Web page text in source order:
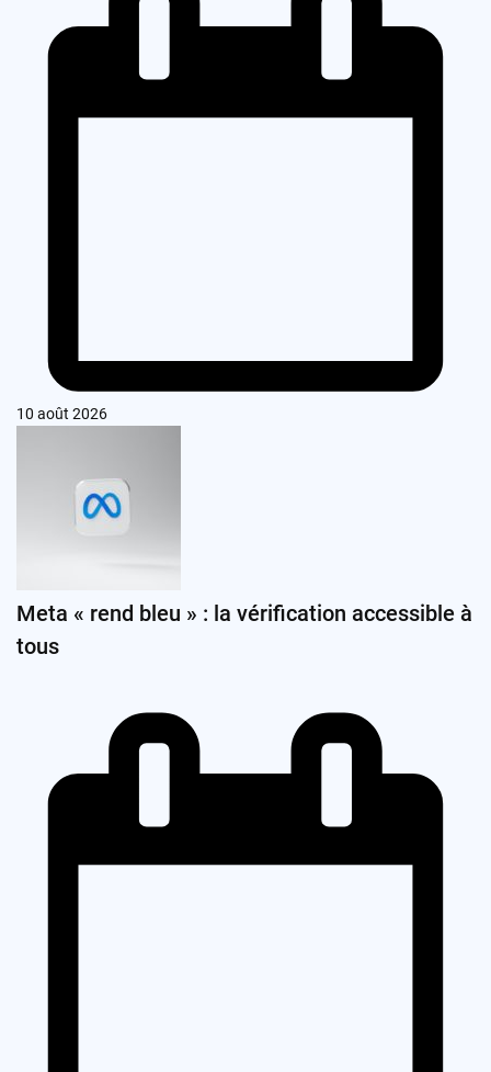
10 août 2026
Meta « rend bleu » : la vérification accessible à
tous